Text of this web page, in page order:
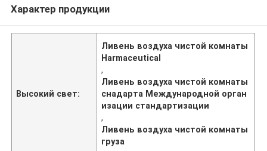
Характер продукции
Высокий свет:
Ливень воздуха чистой комнаты
Harmaceutical
,
Ливень воздуха чистой комнаты
снадарта Международной орган
изации стандартизации
,
Ливень воздуха чистой комнаты
груза